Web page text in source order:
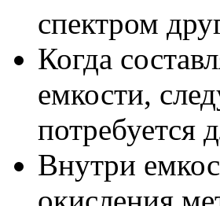
спектром
Когда
емкости,
потребуется
Внутри